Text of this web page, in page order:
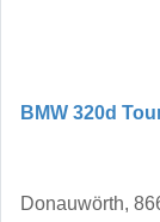
BMW 320d
Donauwörth,